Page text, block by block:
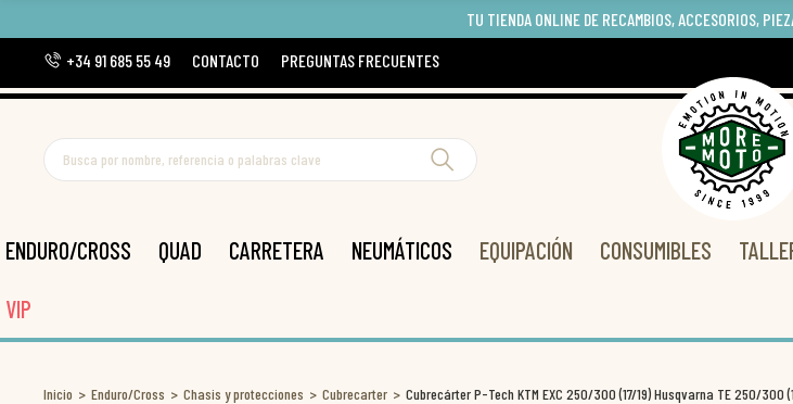
TU TIENDA ONLINE DE RECAMBIOS, ACCESORIOS,
+34 91 685 55 49
CONTACTO PREGUNTAS FRECUENTES
ENDURO/CROSS QUAD CARRETERA NEUMÁTICOS EQUIPACIÓN CONSUMIBLES
VIP
Inicio Enduro/Cross Chasis y protecciones Cubrecarter Cubrecárter P-Tech KTM EXC 250/300 (17/19) Husqvarna TE 250/300